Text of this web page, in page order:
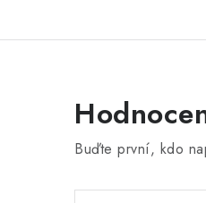
Buďte první, kdo